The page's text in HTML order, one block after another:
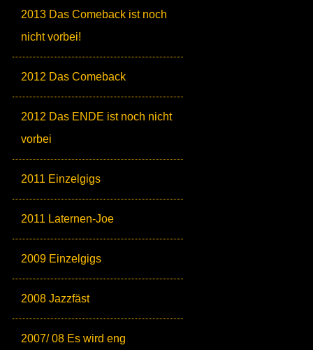
2013 Das Comeback ist noch
nicht vorbei!
2012 Das Comeback
2012 Das ENDE ist noch nicht
vorbei
2011 Einzelgigs
2011 Laternen-Joe
2009 Einzelgigs
2008 Jazzfäst
2007/ 08 Es wird eng